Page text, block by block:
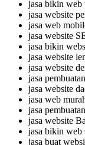
jasa bikin web
jasa website
jasa web
jasa website
jasa bikin
jasa website
jasa website
jasa
jasa website
jasa web
jasa
jasa website
jasa bikin web
jasa buat